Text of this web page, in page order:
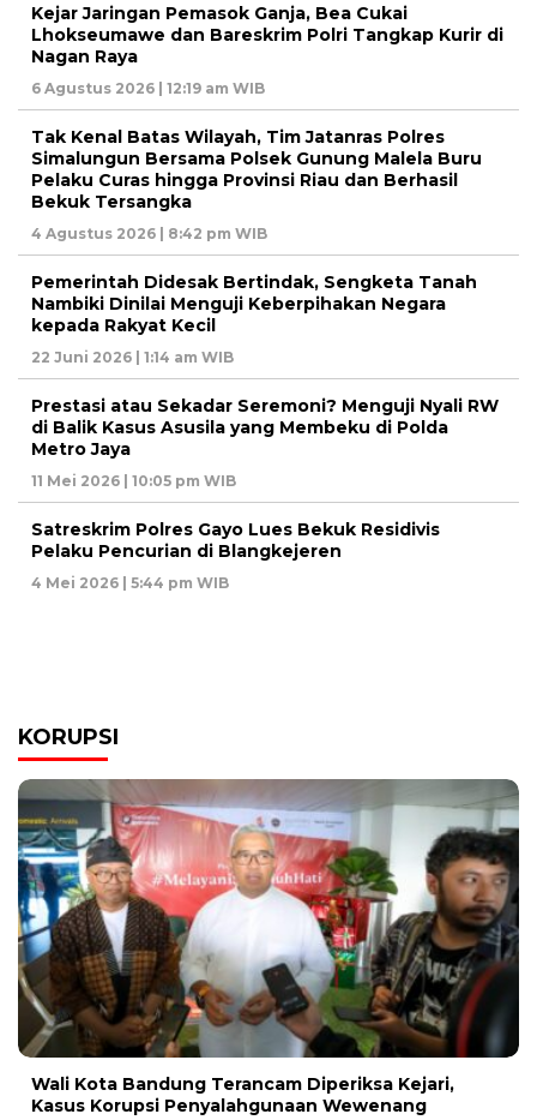
Kejar Jaringan Pemasok Ganja, Bea Cukai
Lhokseumawe dan Bareskrim Polri Tangkap Kurir di
Nagan Raya
6 Agustus 2026 | 12:19 am WIB
Tak Kenal Batas Wilayah, Tim Jatanras Polres
Simalungun Bersama Polsek Gunung Malela Buru
Pelaku Curas hingga Provinsi Riau dan Berhasil
Bekuk Tersangka
4 Agustus 2026 | 8:42 pm WIB
Pemerintah Didesak Bertindak, Sengketa Tanah
Nambiki Dinilai Menguji Keberpihakan Negara
kepada Rakyat Kecil
22 Juni 2026 | 1:14 am WIB
Prestasi atau Sekadar Seremoni? Menguji Nyali RW
di Balik Kasus Asusila yang Membeku di Polda
Metro Jaya
11 Mei 2026 | 10:05 pm WIB
Satreskrim Polres Gayo Lues Bekuk Residivis
Pelaku Pencurian di Blangkejeren
4 Mei 2026 | 5:44 pm WIB
KORUPSI
Wali Kota Bandung Terancam Diperiksa Kejari,
Kasus Korupsi Penyalahgunaan Wewenang